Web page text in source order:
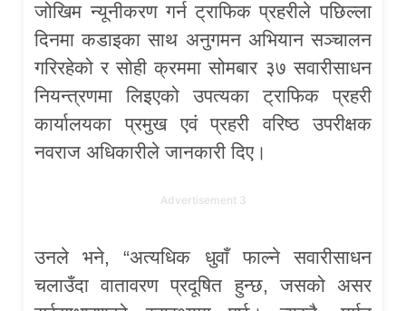
जोखिम न्यूनीकरण गर्न ट्राफिक प्रहरीले पछिल्ला
दिनमा कडाइका साथ अनुगमन अभियान सञ्चालन
गरिरहेको र सोही क्रममा सोमबार ३७ सवारीसाधन
नियन्त्रणमा लिइएको उपत्यका ट्राफिक प्रहरी
कार्यालयका प्रमुख एवं प्रहरी वरिष्ठ उपरीक्षक
नवराज अधिकारीले जानकारी दिए।
Advertisement 3
उनले भने, “अत्यधिक धुवाँ फाल्ने सवारीसाधन
चलाउँदा वातावरण प्रदूषित हुन्छ, जसको असर